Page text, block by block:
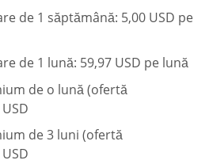
de 1 săptămână: 5,00 USD pe
de 1 lună: 59,97 USD pe lună
de o lună (ofertă
de 3 luni (ofertă